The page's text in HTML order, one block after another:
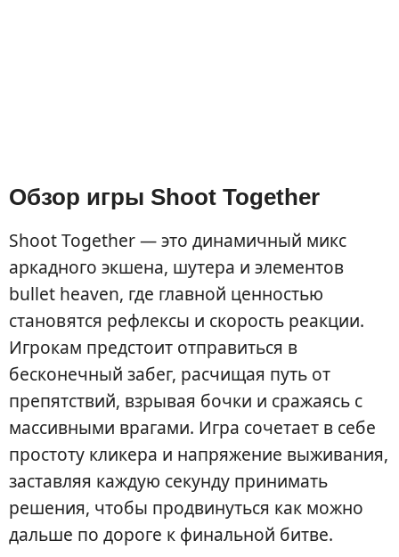
Обзор игры Shoot Together
Shoot Together — это динамичный микс
аркадного экшена, шутера и элементов
bullet heaven, где главной ценностью
становятся рефлексы и скорость реакции.
Игрокам предстоит отправиться в
бесконечный забег, расчищая путь от
препятствий, взрывая бочки и сражаясь с
массивными врагами. Игра сочетает в себе
простоту кликера и напряжение выживания,
заставляя каждую секунду принимать
решения, чтобы продвинуться как можно
дальше по дороге к финальной битве.